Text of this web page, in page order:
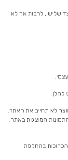
שלישי, לרבות אך לא
המוצגות באתר,
הכרוכות בהחלפת